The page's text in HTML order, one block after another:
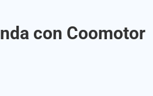
con Coomotor